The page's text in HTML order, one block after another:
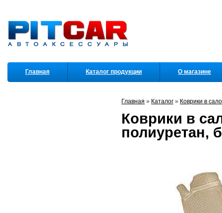
Главная » Каталог » Коврики в
Коврики в
полиуретан,
Главная Каталог продукции О магазине